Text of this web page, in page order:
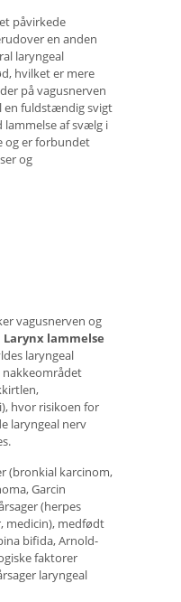
påvirkede
en anden
laryngeal
hvilket er mere
på vagusnerven
en fuldstændig svigt
af svælg i
og er forbundet
og
vagusnerven og
Larynx lammelse
laryngeal
nakkeområdet
hvor risikoen for
laryngeal nerv
(bronkial karcinom,
Garcin
(herpes
medicin), medfødt
bifida, Arnold-
faktorer
laryngeal